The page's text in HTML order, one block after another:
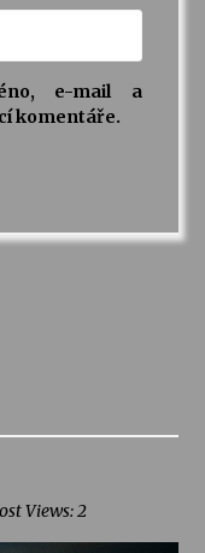
e-mail a
komentáře.
Views: 2